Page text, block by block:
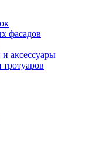
фасадов
аксессуары